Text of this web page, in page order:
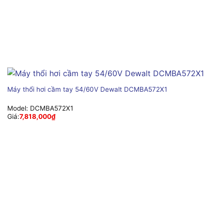
Máy thổi hơi cầm tay 54/60V Dewalt DCMBA572X1
Model: DCMBA572X1
Giá:7,818,000₫